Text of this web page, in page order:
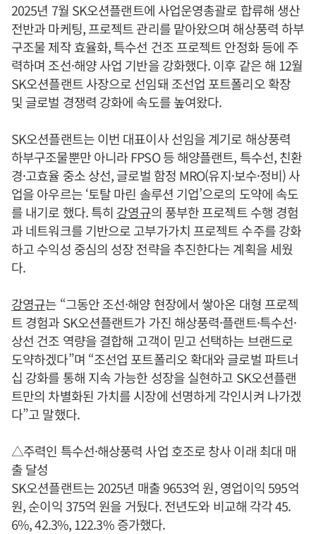
2025년 7월 SK오션플랜트에 사업운영총괄로 합류해 생산
전반과 마케팅, 프로젝트 관리를 맡아왔으며 해상풍력 하부
구조물 제작 효율화, 특수선 건조 프로젝트 안정화 등에 주
력하며 조선·해양 사업 기반을 강화했다. 이후 같은 해 12월
SK오션플랜트 사장으로 선임돼 조선업 포트폴리오 확장
및 글로벌 경쟁력 강화에 속도를 높여왔다.
SK오션플랜트는 이번 대표이사 선임을 계기로 해상풍력
하부구조물뿐만 아니라 FPSO 등 해양플랜트, 특수선, 친환
경·고효율 중소 상선, 글로벌 함정 MRO(유지·보수·정비) 사
업을 아우르는 ‘토탈 마린 솔루션 기업’으로의 도약에 속도
를 내기로 했다. 특히 강영규의 풍부한 프로젝트 수행 경험
과 네트워크를 기반으로 고부가가치 프로젝트 수주를 강화
하고 수익성 중심의 성장 전략을 추진한다는 계획을 세웠
다.
강영규는 “그동안 조선·해양 현장에서 쌓아온 대형 프로젝
트 경험과 SK오션플랜트가 가진 해상풍력·플랜트·특수선·
상선 건조 역량을 결합해 고객이 믿고 선택하는 브랜드로
도약하겠다”며 “조선업 포트폴리오 확대와 글로벌 파트너
십 강화를 통해 지속 가능한 성장을 실현하고 SK오션플랜
트만의 차별화된 가치를 시장에 선명하게 각인시켜 나가겠
다”고 말했다.
△주력인 특수선·해상풍력 사업 호조로 창사 이래 최대 매
출 달성
SK오션플랜트는 2025년 매출 9653억 원, 영업이익 595억
원, 순이익 375억 원을 거뒀다. 전년도와 비교해 각각 45.
6%, 42.3%, 122.3% 증가했다.